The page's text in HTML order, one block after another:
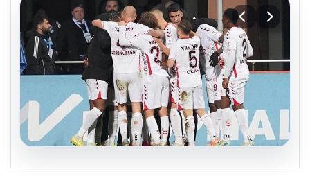
08.08.2026